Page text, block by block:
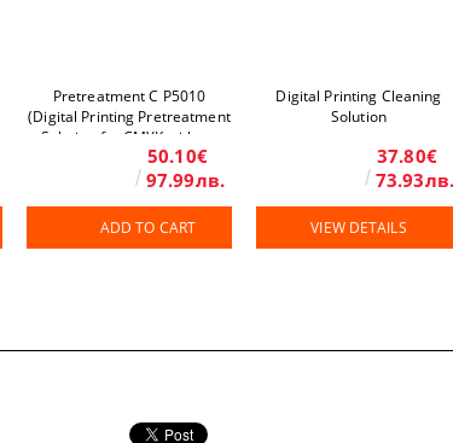
Pretreatment C P5010
(Digital Printing Pretreatment
Solution for CMYK without
white ink)50.10€
97.99лв.
ADD TO CART
Digital Printing Cleaning
Solution
37.80€
73.93лв.
VIEW DETAILS